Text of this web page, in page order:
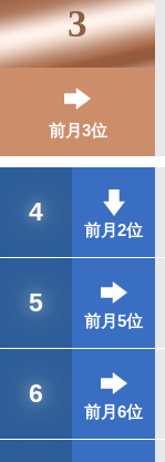
3
前月3位
4
前月2位
5
前月5位
6
前月6位